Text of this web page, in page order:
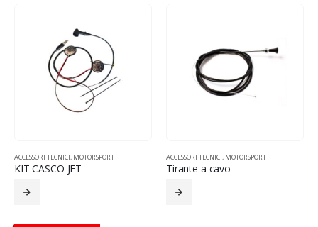
ACCESSORI TECNICI, MOTORSPORT
KIT CASCO JET
ACCESSORI TECNICI, MOTORSPORT
Tirante a cavo